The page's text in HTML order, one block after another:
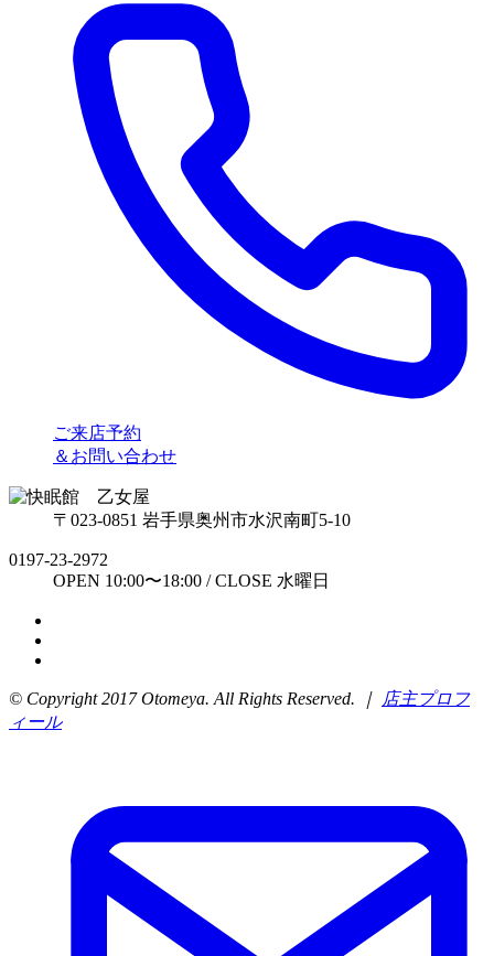
ご来店予約
＆お問い合わせ
〒023-0851 岩手県奥州市水沢南町5-10
0197-23-2972
OPEN 10:00〜18:00 / CLOSE 水曜日
© Copyright 2017 Otomeya. All Rights Reserved. ｜ 店主プロフ
ィール